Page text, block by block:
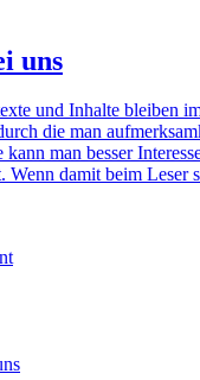
uns
und Inhalte bleiben
die man
man besser
Wenn damit beim Leser